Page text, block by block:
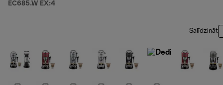
EC685.W EX:4
Salīdzināt